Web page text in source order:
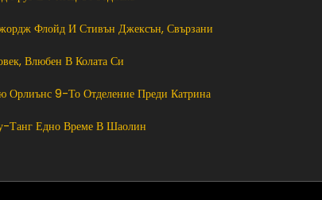
Флойд И Стивън Джексън, Свързани
Влюбен В Колата Си
Орлиънс 9-То Отделение Преди Катрина
Танг Едно Време В Шаолин